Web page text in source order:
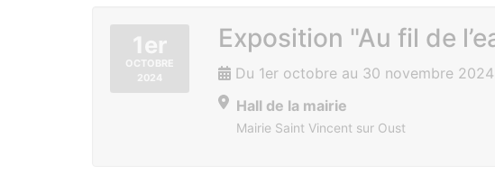
1er
OCTOBRE
2024
Exposition "Au fil de
Du 1er octobre au 30 novembre 2024
Hall de la mairie
Mairie Saint Vincent sur Oust